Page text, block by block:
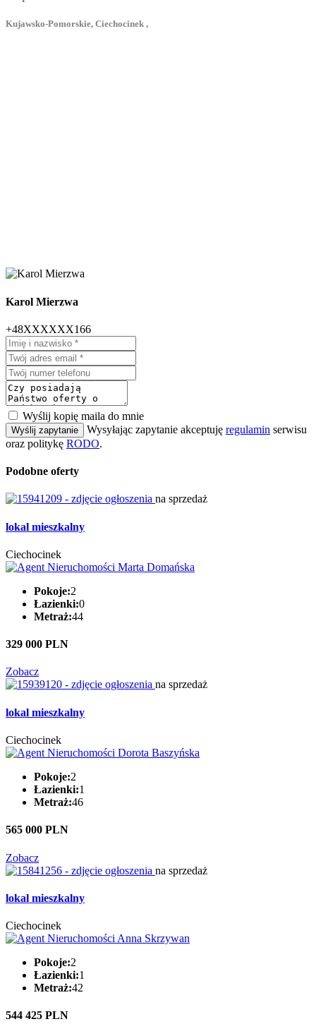
Kujawsko-Pomorskie, Ciechocinek ,
Karol Mierzwa
+48XXXXXX166
Wyślij kopię maila do mnie
Wyślij zapytanie Wysyłając zapytanie akceptuję regulamin serwisu
oraz politykę RODO.
Podobne oferty
na sprzedaż
lokal mieszkalny
Ciechocinek
Pokoje:2
Łazienki:0
Metraż:44
329 000 PLN
Zobacz
na sprzedaż
lokal mieszkalny
Ciechocinek
Pokoje:2
Łazienki:1
Metraż:46
565 000 PLN
Zobacz
na sprzedaż
lokal mieszkalny
Ciechocinek
Pokoje:2
Łazienki:1
Metraż:42
544 425 PLN